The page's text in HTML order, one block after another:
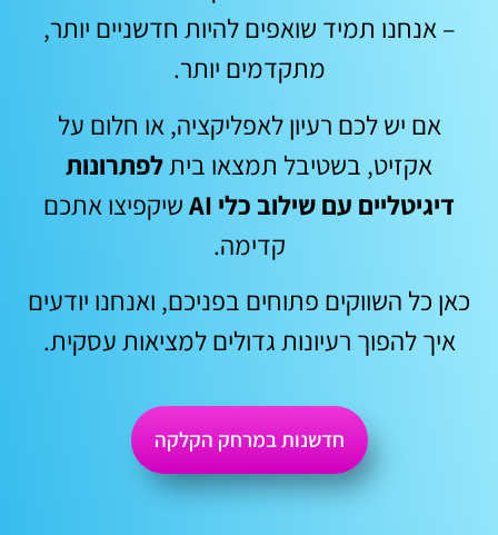
– אנחנו תמיד שואפים להיות חדשניים יותר,
מתקדמים יותר.
אם יש לכם רעיון לאפליקציה, או חלום על
אקזיט, בשטיבל תמצאו ביתלפתרונות
דיגיטליים עם שילוב כלי AI
שיקפיצו אתכם
קדימה.
כאן כל השווקים פתוחים בפניכם, ואנחנו יודעים
איך להפוך רעיונות גדולים למציאות עסקית.
חדשנות במרחק הקלקה